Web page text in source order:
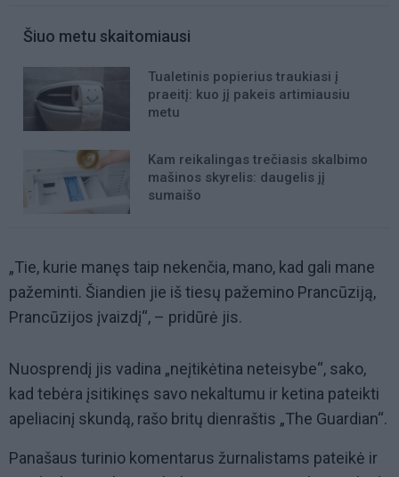
Šiuo metu skaitomiausi
Tualetinis popierius traukiasi į
praeitį: kuo jį pakeis artimiausiu
metu
Kam reikalingas trečiasis skalbimo
mašinos skyrelis: daugelis jį
sumaišo
„Tie, kurie manęs taip nekenčia, mano, kad gali mane
pažeminti. Šiandien jie iš tiesų pažemino Prancūziją,
Prancūzijos įvaizdį“, – pridūrė jis.
Nuosprendį jis vadina „neįtikėtina neteisybe“, sako,
kad tebėra įsitikinęs savo nekaltumu ir ketina pateikti
apeliacinį skundą, rašo britų dienraštis „The Guardian“.
Panašaus turinio komentarus žurnalistams pateikė ir